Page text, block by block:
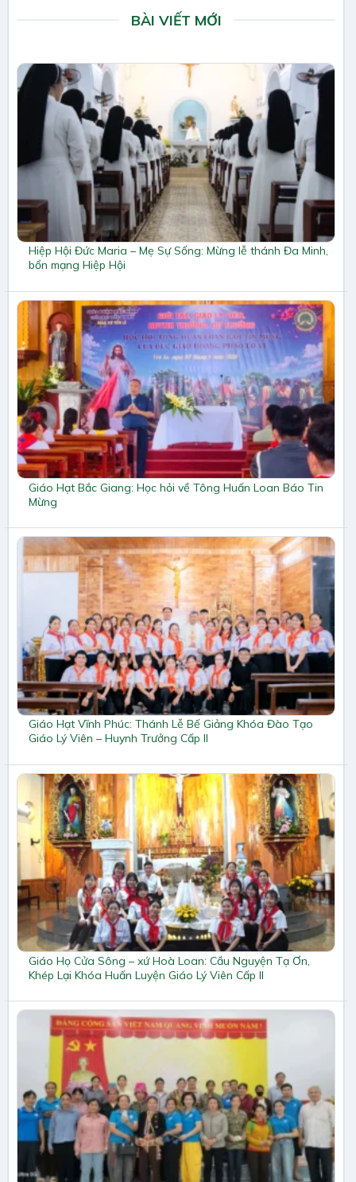
BÀI VIẾT MỚI
Hiệp Hội Đức Maria – Mẹ Sự Sống: Mừng lễ thánh Đa Minh,
bổn mạng Hiệp Hội
Giáo Hạt Bắc Giang: Học hỏi về Tông Huấn Loan Báo Tin
Mừng
Giáo Hạt Vĩnh Phúc: Thánh Lễ Bế Giảng Khóa Đào Tạo
Giáo Lý Viên – Huynh Trưởng Cấp II
Giáo Họ Cửa Sông – xứ Hoà Loan: Cầu Nguyện Tạ Ơn,
Khép Lại Khóa Huấn Luyện Giáo Lý Viên Cấp II